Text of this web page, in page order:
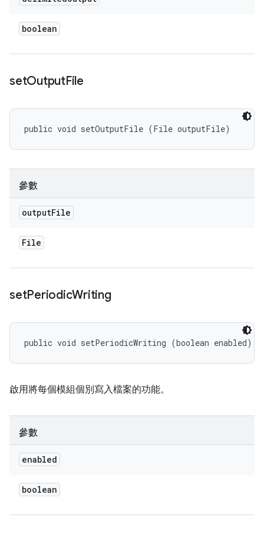
boolean
setOutputFile
public void setOutputFile (File outputFile)
參數
outputFile
File
setPeriodicWriting
public void setPeriodicWriting (boolean enabled)
啟用將每個模組個別寫入檔案的功能。
參數
enabled
boolean